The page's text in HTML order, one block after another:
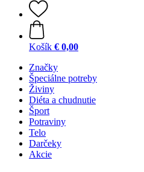
Košík € 0,00
Značky
Špeciálne potreby
Živiny
Diéta a chudnutie
Šport
Potraviny
Telo
Darčeky
Akcie